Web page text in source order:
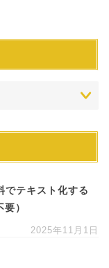
でテキスト化する
）
2025年11月1日